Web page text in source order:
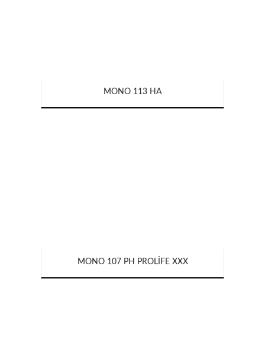
MONO 113 HA
MONO 107 PH PROLIFE XXX